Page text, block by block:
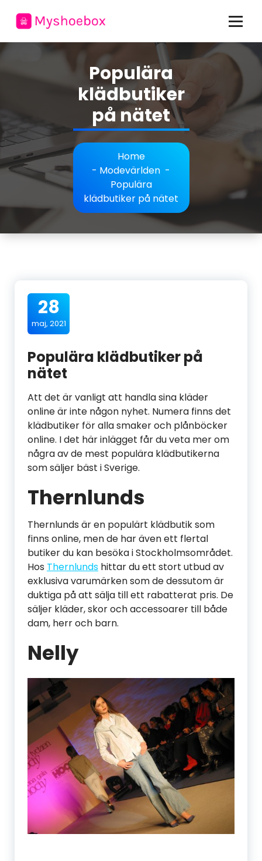
Populära
klädbutiker
på nätet
Home
- Modevärlden -
Populära
klädbutiker på nätet
28
maj, 2021
Populära klädbutiker på
nätet
Att det är vanligt att handla sina kläder
online är inte någon nyhet. Numera finns det
klädbutiker för alla smaker och plånböcker
online. I det här inlägget får du veta mer om
några av de mest populära klädbutikerna
som säljer bäst i Sverige.
Thernlunds
Thernlunds är en populärt klädbutik som
finns online, men de har även ett flertal
butiker du kan besöka i Stockholmsområdet.
Hos Thernlunds hittar du ett stort utbud av
exklusiva varumärken som de dessutom är
duktiga på att sälja till ett rabatterat pris. De
säljer kläder, skor och accessoarer till både
dam, herr och barn.
Nelly